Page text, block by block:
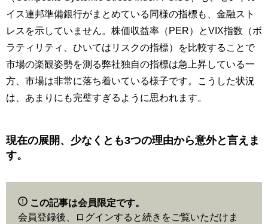
イス連邦準備銀行がまとめている同様の指標も、金融スト
レスを示していません。株価収益率（PER）とVIX指数（ボ
ラティリティ、ひいてはリスクの指標）を比較することで
市場の楽観姿勢を測る弊社独自の指標は急上昇している一
方、市場は非常に落ち着いている様子です。こうした状況
は、あまりにも完璧すぎるように思われます。
現在の展開、少なくとも3つの理由から意外と言えま
す。
この記事は会員限定です。
会員登録後、ログインすると続きをご覧いただけま